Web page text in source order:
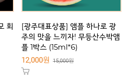
회
[광주대표상품] 앰플 하나로 광
주의 맛을 느끼자! 무등산수박앰
플 1박스 (15ml*6)
12,000원 15,000원